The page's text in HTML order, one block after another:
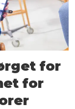
for
for